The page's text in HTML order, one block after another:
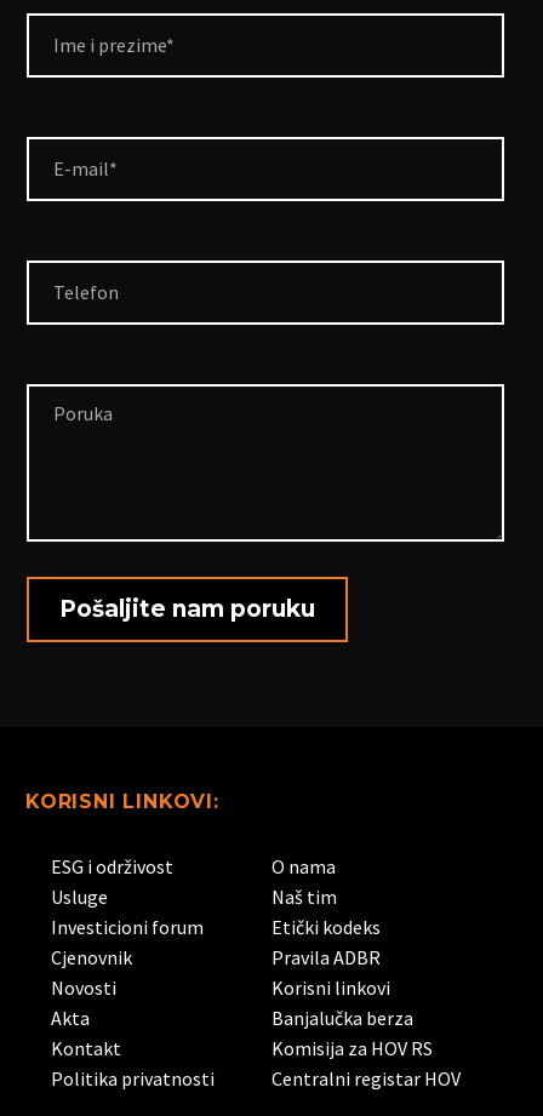
KORISNI LINKOVI:
ESG i održivost
Usluge
Investicioni forum
Cjenovnik
O nama
Naš tim
Etički kodeks
Pravila ADBR
Novosti
Akta
Kontakt
Politika privatnosti
Korisni linkovi
Banjalučka berza
Komisija za HOV RS
Centralni registar HOV